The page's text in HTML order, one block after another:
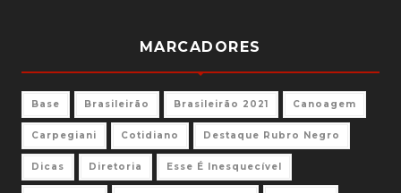
MARCADORES
Base Brasileirão Brasileirão 2021 Canoagem
Carpegiani Cotidiano Destaque Rubro Negro
Dicas Diretoria Esse É Inesquecível